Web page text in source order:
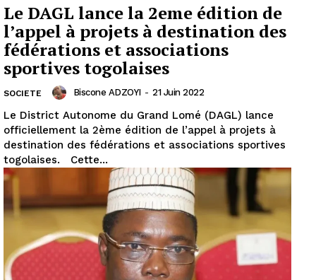
Le DAGL lance la 2eme édition de
l’appel à projets à destination des
fédérations et associations
sportives togolaises
SOCIETE Biscone ADZOYI - 21 Juin 2022
Le District Autonome du Grand Lomé (DAGL) lance
officiellement la 2ème édition de l’appel à projets à
destination des fédérations et associations sportives
togolaises. Cette...